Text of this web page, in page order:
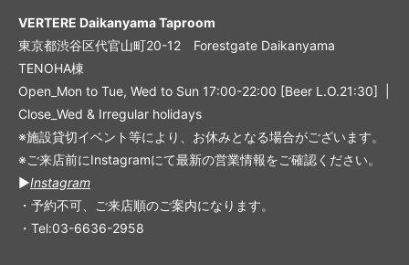
VERTERE Daikanyama Taproom
東京都渋谷区代官山町20-12 Forestgate Daikanyama
TENOHA棟
Open_Mon to Tue, Wed to Sun 17:00-22:00 [Beer L.O.21:30] |
Close_Wed & Irregular holidays
※施設貸切イベント等により、お休みとなる場合がございます。
※ご来店前にInstagramにて最新の営業情報をご確認ください。
▶︎Instagram
・予約不可、ご来店順のご案内になります。
・Tel:03-6636-2958